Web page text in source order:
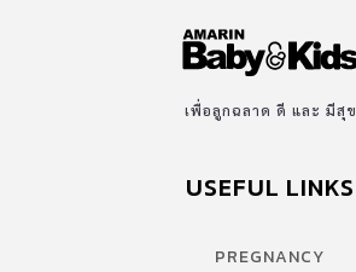
เพื่อลูกฉลาด ดี และ มีสุข
USEFUL LINKS
PREGNANCY